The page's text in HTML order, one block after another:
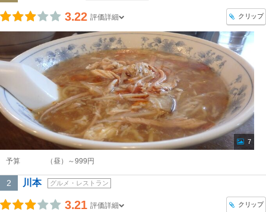
3.22 評価詳細 クリップ
7
予算 （昼）～999円
2 川本 グルメ・レストラン
3.21 評価詳細 クリップ